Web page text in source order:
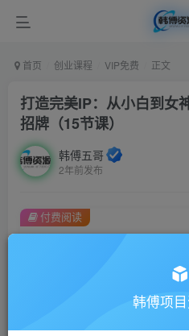
首页 创业课程 VIP免费 正文
打造完美IP：从小白到女
招牌（15节课）
韩傅五哥
2年前发布
金币
付费阅读
韩傅项